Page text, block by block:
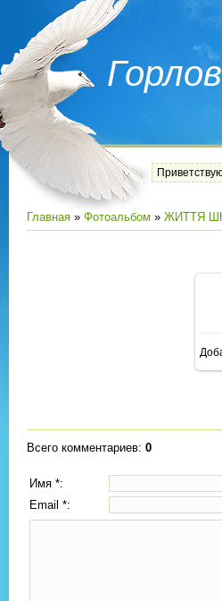
Главная » Фотоальбом » ЖИТТЯ
Всего комментариев: 0
Имя *:
Email *: